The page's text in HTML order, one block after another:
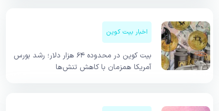
اخبار بیت کوین
بیت کوین در محدوده ۶۴ هزار دلار؛ رشد بورس
آمریکا همزمان با کاهش تنش‌ها